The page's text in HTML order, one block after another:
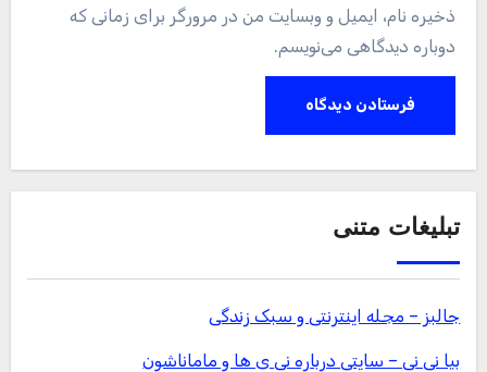
ذخیره نام، ایمیل و وبسایت من در مرورگر برای زمانی که
دوباره دیدگاهی می‌نویسم.
تبلیغات متنی
جالبز – مجله اینترنتی و سبک زندگی
بیا نی نی – سایتی درباره نی ی ها و ماماناشون